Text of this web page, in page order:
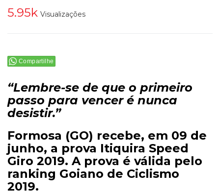
5.95k Visualizações
Compartilhe
“Lembre-se de que o primeiro
passo para vencer é nunca
desistir.”
Formosa (GO) recebe, em 09 de
junho, a prova Itiquira Speed
Giro 2019. A prova é válida pelo
ranking Goiano de Ciclismo
2019.